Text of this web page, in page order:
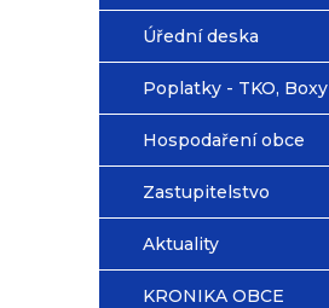
Úřední deska
Poplatky - TKO, Boxy
Hospodaření obce
Zastupitelstvo
Aktuality
KRONIKA OBCE